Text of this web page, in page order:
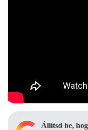
Állítsd be,